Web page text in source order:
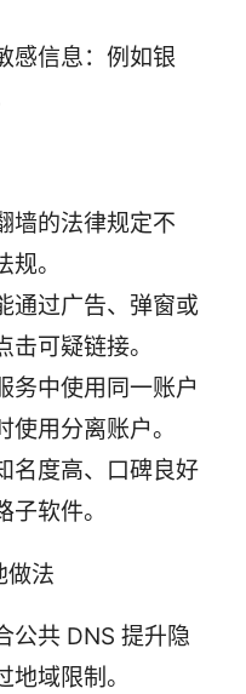
感信息：例如银
墙的法律规定不
。
通过广告、弹窗或
可疑链接。
务中使用同一账户
用分离账户。
名度高、口碑良好
软件。
做法
公共 DNS 提升隐
域限制。